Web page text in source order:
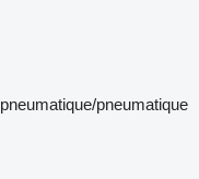
pneumatique/pneumatique